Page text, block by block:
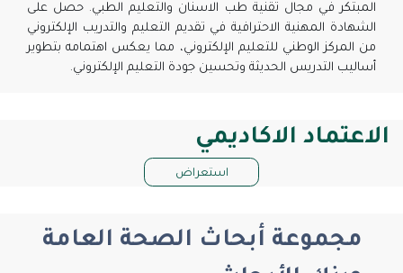
المبتكر في مجال تقنية طب الاسنان والتعليم الطبي. حصل على
الشهادة المهنية الاحترافية في تقديم التعليم والتدريب الإلكتروني
من المركز الوطني للتعليم الإلكتروني، مما يعكس اهتمامه بتطوير
أساليب التدريس الحديثة وتحسين جودة التعليم الإلكتروني.
الاعتماد الاكاديمي
استعراض
مجموعة أبحاث الصحة العامة